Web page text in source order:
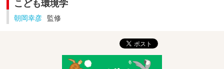
こども環境学
朝岡幸彦 監修